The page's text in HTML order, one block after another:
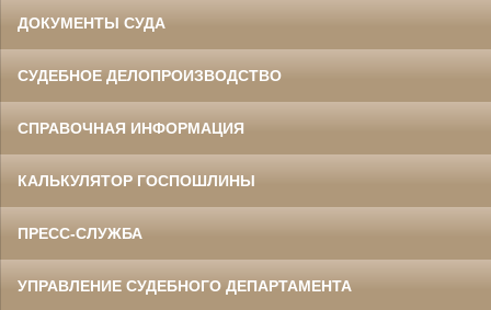
ДОКУМЕНТЫ СУДА
СУДЕБНОЕ ДЕЛОПРОИЗВОДСТВО
СПРАВОЧНАЯ ИНФОРМАЦИЯ
КАЛЬКУЛЯТОР ГОСПОШЛИНЫ
ПРЕСС-СЛУЖБА
УПРАВЛЕНИЕ СУДЕБНОГО ДЕПАРТАМЕНТА